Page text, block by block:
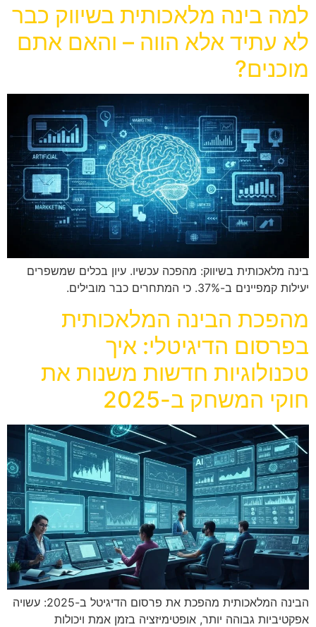
למה בינה מלאכותית בשיווק כבר
לא עתיד אלא הווה – והאם אתם
מוכנים?
בינה מלאכותית בשיווק: מהפכה עכשיו. עיון בכלים שמשפרים
יעילות קמפיינים ב-37%. כי המתחרים כבר מובילים.
מהפכת הבינה המלאכותית
בפרסום הדיגיטלי: איך
טכנולוגיות חדשות משנות את
חוקי המשחק ב-2025
הבינה המלאכותית מהפכת את פרסום הדיגיטל ב-2025: עשויה
אפקטיביות גבוהה יותר, אופטימיזציה בזמן אמת ויכולות